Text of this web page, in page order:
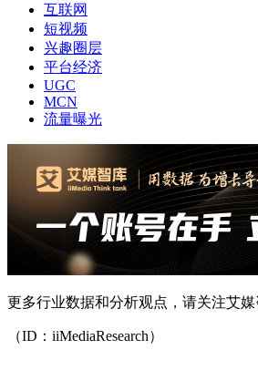
互联网
短视频
兴趣圈层
平台经济
UGC
MCN
流量曝光
更多行业数据和分析观点，请关注艾
（ID：iiMediaResearch）